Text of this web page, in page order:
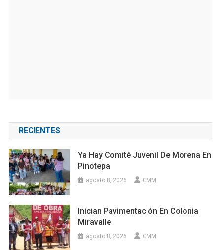
RECIENTES
Ya Hay Comité Juvenil De Morena En
Pinotepa
agosto 8, 2026 CMM
Inician Pavimentación En Colonia
Miravalle
agosto 8, 2026 CMM